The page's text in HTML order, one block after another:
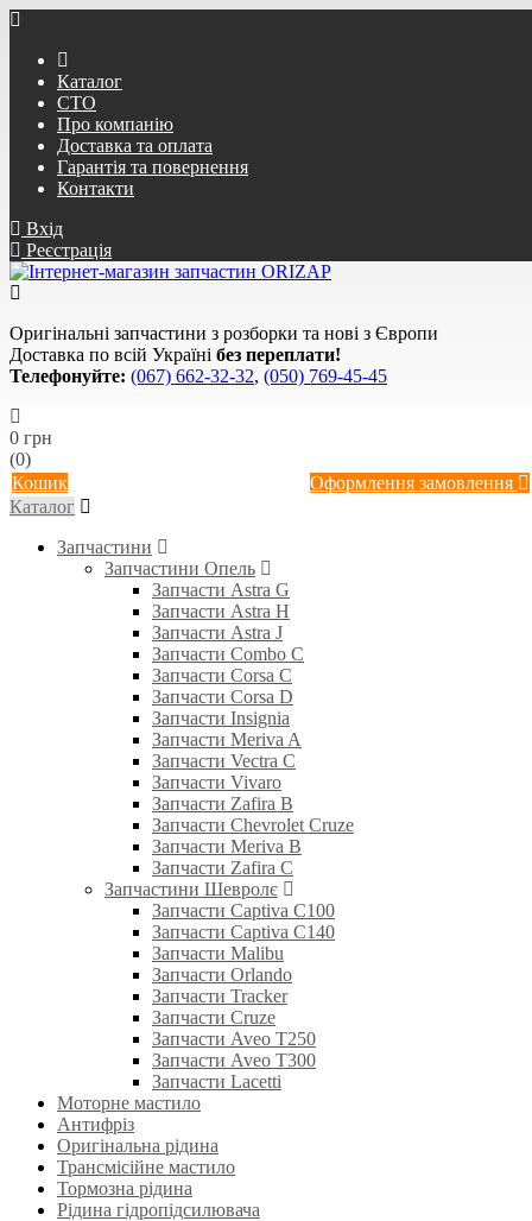
Каталог
СТО
Про компанію
Доставка та оплата
Гарантія та повернення
Контакти
Вхід
Реєстрація
Оригінальні запчастини з розборки та нові з Європи
Доставка по всій Україні без переплати!
Телефонуйте: (067) 662-32-32, (050) 769-45-45
0 грн
(0)
Кошик
Оформлення замовлення
Каталог
Запчастини
Запчастини Опель
Запчасти Astra G
Запчасти Astra H
Запчасти Astra J
Запчасти Combo C
Запчасти Corsa C
Запчасти Corsa D
Запчасти Insignia
Запчасти Meriva A
Запчасти Vectra C
Запчасти Vivaro
Запчасти Zafira B
Запчасти Chevrolet Cruze
Запчасти Meriva B
Запчасти Zafira C
Запчастини Шевролє
Запчасти Captiva C100
Запчасти Captiva C140
Запчасти Malibu
Запчасти Orlando
Запчасти Tracker
Запчасти Cruze
Запчасти Aveo T250
Запчасти Aveo T300
Запчасти Lacetti
Моторне мастило
Антифріз
Оригінальна рідина
Трансмісійне мастило
Тормозна рідина
Рідина гідропідсилювача